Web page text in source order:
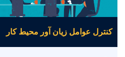
کنترل عوامل زیان آور محیط کار